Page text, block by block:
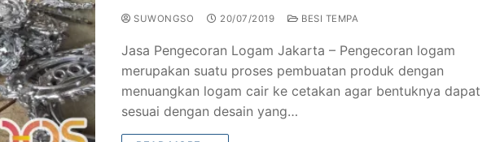
About Us
Products
Pagar Besi Tempa Klasik
Railing Tangga Besi Tempa
Gallery
Gallery Gambar Pagar Besi Tempa Mewah
Articles
SUWONGSO 20/07/2019 BESI TEMPA
​Jasa Pengecoran Logam Jakarta – ​Pengecoran logam
merupakan suatu proses pembuatan produk dengan
menuangkan logam cair ke cetakan agar bentuknya dapat
sesuai dengan desain yang…